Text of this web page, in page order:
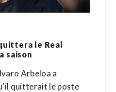
le Real
saison
Arbeloa a
quitterait le poste